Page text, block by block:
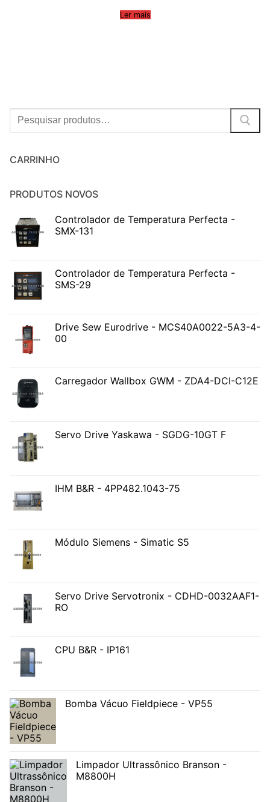
Ler mais
Procurar:
CARRINHO
PRODUTOS NOVOS
Controlador de Temperatura Perfecta -
SMX-131
Controlador de Temperatura Perfecta -
SMS-29
Drive Sew Eurodrive - MCS40A0022-5A3-4-
00
Carregador Wallbox GWM - ZDA4-DCI-C12E
Servo Drive Yaskawa - SGDG-10GT F
IHM B&R - 4PP482.1043-75
Módulo Siemens - Simatic S5
Servo Drive Servotronix - CDHD-0032AAF1-
RO
CPU B&R - IP161
Bomba Vácuo Fieldpiece - VP55
Limpador Ultrassônico Branson -
M8800H